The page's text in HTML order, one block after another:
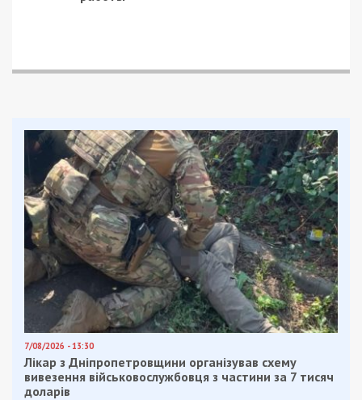
7/08/2026 - 13:30
Лікар з Дніпропетровщини організував схему
вивезення військовослужбовця з частини за 7 тисяч
доларів